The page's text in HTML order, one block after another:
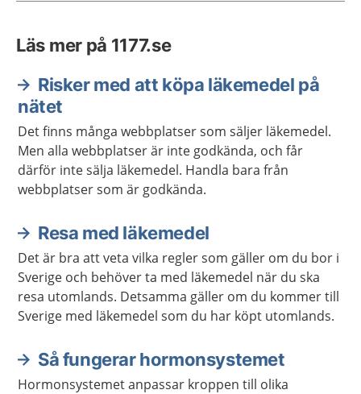
Läs mer på 1177.se
Risker med att köpa läkemedel på
nätet
Det finns många webbplatser som säljer läkemedel.
Men alla webbplatser är inte godkända, och får
därför inte sälja läkemedel. Handla bara från
webbplatser som är godkända.
Resa med läkemedel
Det är bra att veta vilka regler som gäller om du bor i
Sverige och behöver ta med läkemedel när du ska
resa utomlands. Detsamma gäller om du kommer till
Sverige med läkemedel som du har köpt utomlands.
Så fungerar hormonsystemet
Hormonsystemet anpassar kroppen till olika